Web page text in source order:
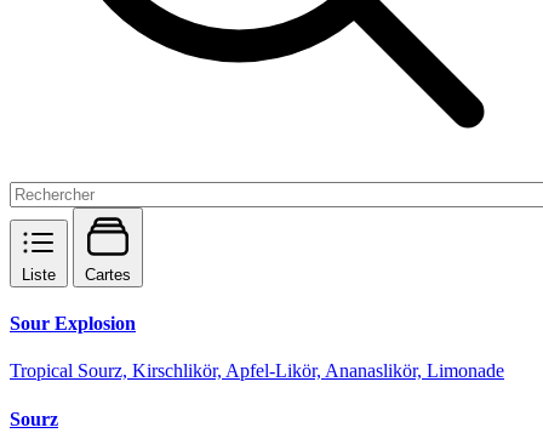
Liste Cartes
Sour Explosion
Tropical Sourz, Kirschlikör, Apfel-Likör, Ananaslikör, Limonade
Sourz